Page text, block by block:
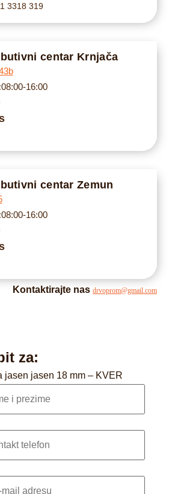
3318 319
centar Krnjača
08:00-16:00
centar Zemun
08:00-16:00
Kontaktirajte nas drvoprom@gmail.com
za:
jasen jasen 18 mm – KVER